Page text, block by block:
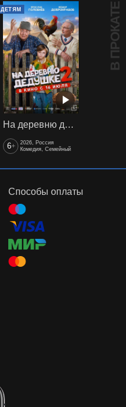
ДЕТЯМ
На деревню дедушке 2
6+
2026, Россия
Комедия, Семейный
В ПРОКАТЕ
Способы оплаты